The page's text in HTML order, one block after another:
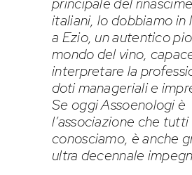
italiani, lo dobbiamo in
a Ezio, un autentico
mondo del vino,
interpretare la
doti manageriali e
Se oggi Assoenologi è
l’associazione che tutti
conosciamo, è anche
ultra decennale